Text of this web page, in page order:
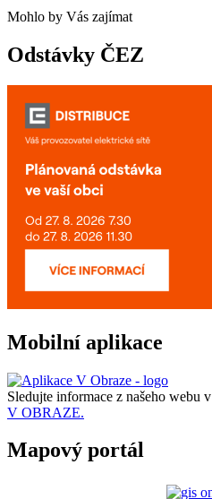
Mohlo by Vás zajímat
Odstávky ČEZ
Mobilní aplikace
Sledujte informace z našeho webu v
V OBRAZE.
Mapový portál